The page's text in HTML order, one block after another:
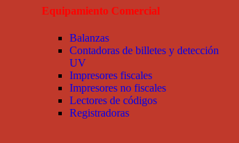
Equipamiento Comercial
Balanzas
Contadoras de billetes y detección
UV
Impresores fiscales
Impresores no fiscales
Lectores de códigos
Registradoras